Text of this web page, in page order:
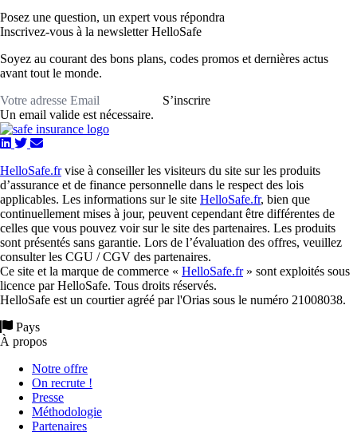
Posez une question, un expert vous répondra
Inscrivez-vous à la newsletter HelloSafe
Soyez au courant des bons plans, codes promos et dernières actus
avant tout le monde.
S’inscrire
Un email valide est nécessaire.
HelloSafe.frvise à conseiller les visiteurs du site sur les produits
d’assurance et de finance personnelle dans le respect des lois
applicables. Les informations sur le site HelloSafe.fr, bien que
continuellement mises à jour, peuvent cependant être différentes de
celles que vous pouvez voir sur le site des partenaires. Les produits
sont présentés sans garantie. Lors de l’évaluation des offres, veuillez
consulter les CGU / CGV des partenaires.
Ce site et la marque de commerce « HelloSafe.fr» sont exploités sous
licence par HelloSafe. Tous droits réservés.
HelloSafe est un courtier agréé par l'Orias sous le numéro 21008038.
Pays
À propos
Notre offre
On recrute !
Presse
Méthodologie
Partenaires